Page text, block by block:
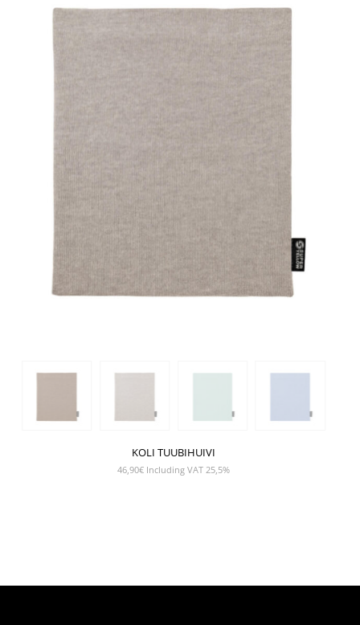
KOLI TUUBIHUIVI
46,90€ Including VAT 25,5%